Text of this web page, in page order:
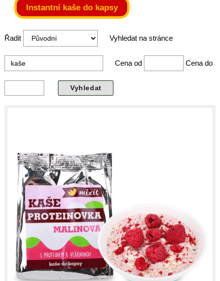
Instantní kaše do kapsy
Řadit Vyhledat na stránce
Cena od Cena do